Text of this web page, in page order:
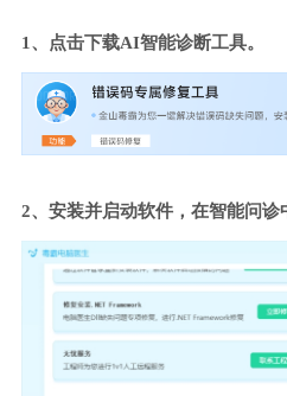
1、点击下载AI智能诊断工具。
2、安装并启动软件，在智能问诊